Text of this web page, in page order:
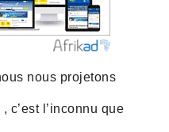
nous projetons
c’est l’inconnu que